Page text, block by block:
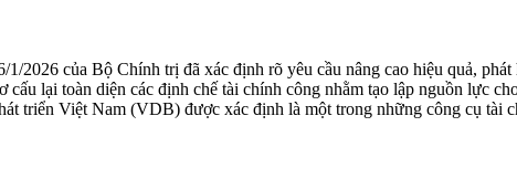
2026 của Bộ Chính trị đã xác định rõ yêu cầu nâng cao hiệu quả,
cấu lại toàn diện các định chế tài chính công nhằm tạo lập nguồn lực
triển Việt Nam (VDB) được xác định là một trong những công cụ tài